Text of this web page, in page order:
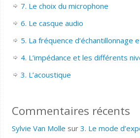
7. Le choix du microphone
6. Le casque audio
5. La fréquence d’échantillonnage
4. L’impédance et les différents
3. L’acoustique
Commentaires récents
Sylvie Van Molle sur 3. Le mode